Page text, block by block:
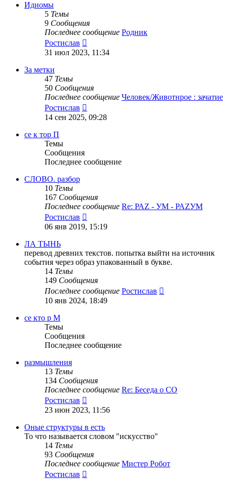
Идиомы
5 Темы
9 Сообщения
Последнее сообщение Родник
Ростислав
к
31 июл 2023, 11:34
За метки
47 Темы
50 Сообщения
Последнее сообщение Человек/Животнрое : зачатие
Ростислав
к
14 сен 2025, 09:28
се к тор П
Темы
Сообщения
Последнее сообщение
СЛОВО. разбор
10 Темы
167 Сообщения
Последнее сообщение Re: РАZ - УМ - РАZУМ
Ростислав
к
06 янв 2019, 15:19
ЛА ТЫНЬ
перевод древних текстов. попытка выйти на источник
события через образ упакованный в букве.
14 Темы
149 Сообщения
Последнее сообщение Ростислав
10 янв 2024, 18:49
се кто р М
Темы
Сообщения
Последнее сообщение
размышления
13 Темы
134 Сообщения
Последнее сообщение Re: Беседа о СО
Ростислав
к
сообщению
23 июн 2023, 11:56
Оные структуры в есть
То что называется словом "искусство"
14 Темы
93 Сообщения
Последнее сообщение Мистер Робот
Ростислав